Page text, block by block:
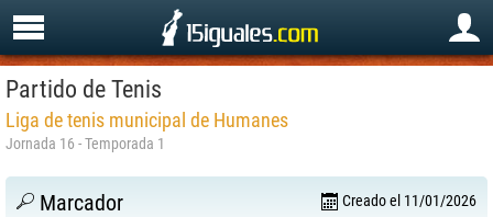
Partido de Tenis
Liga de tenis municipal de Humanes
Jornada 16 - Temporada 1
Marcador Creado el 11/01/2026